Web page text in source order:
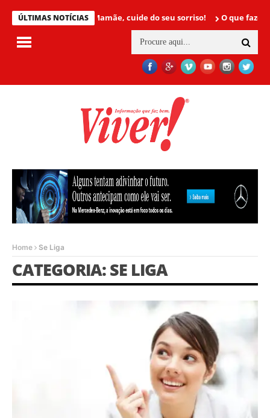
ÚLTIMAS NOTÍCIASMamãe, cuide do seu sorriso! O que fazer para
Home Se Liga
CATEGORIA: SE LIGA